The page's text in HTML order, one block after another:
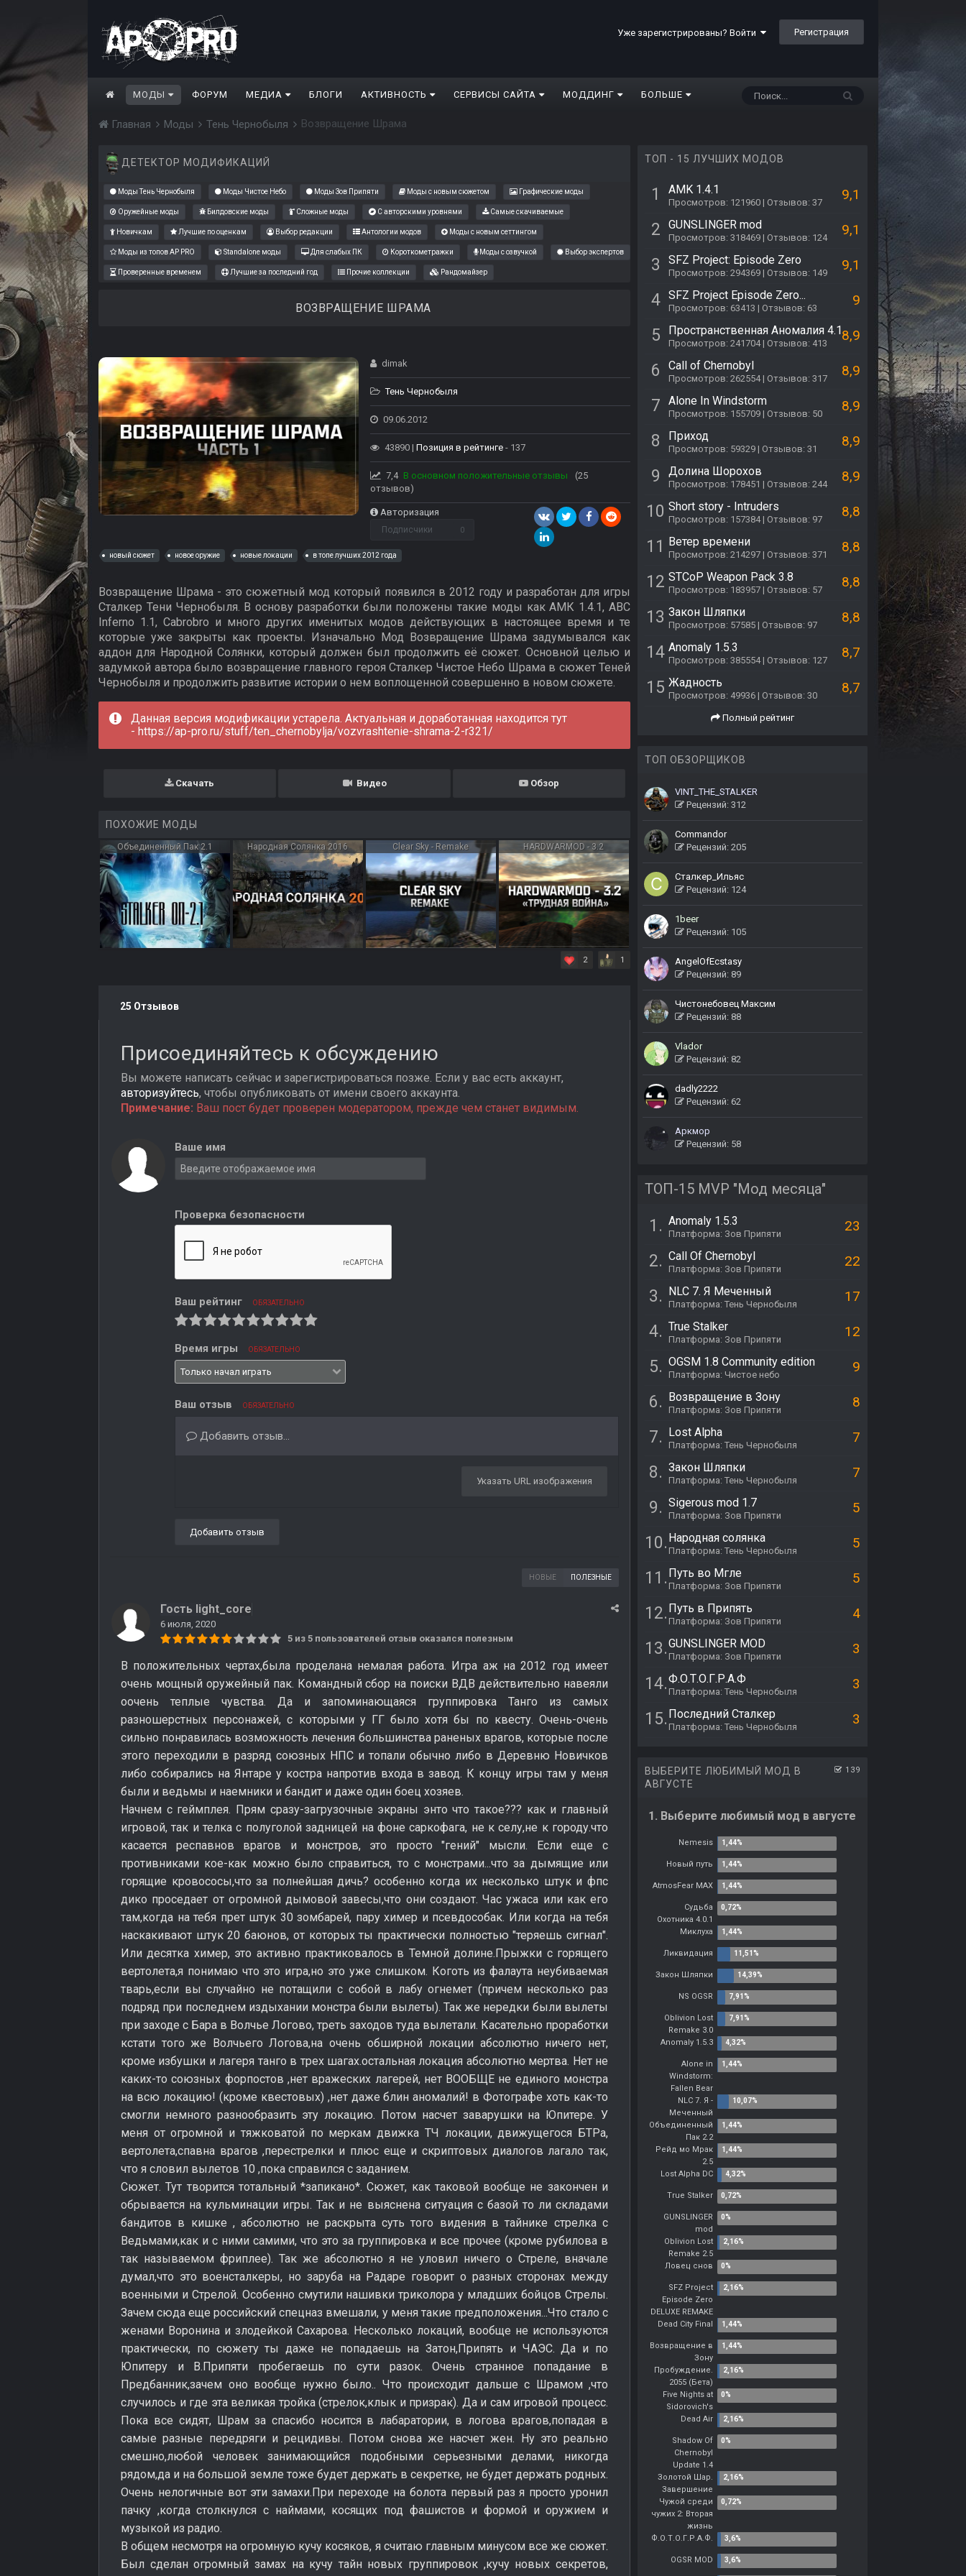
Уже зарегистрированы? Войти Регистрация
МОДЫ ФОРУМ МЕДИА БЛОГИ АКТИВНОСТЬ СЕРВИСЫ САЙТА МОДДИНГ БОЛЬШЕ
Главная Моды Тень Чернобыля Возвращение Шрама
ДЕТЕКТОР МОДИФИКАЦИЙ
Моды Тень Чернобыля Моды Чистое Небо Моды Зов Припяти Моды с новым сюжетом Графические моды
Оружейные моды Билдовские моды Сложные моды С авторскими уровнями Самые скачиваемые
Новичкам Лучшие по оценкам Выбор редакции Антологии модов Моды с новым сеттингом
Моды из топов AP PRO Standalone моды Для слабых ПК Короткометражки Моды с озвучкой Выбор экспертов
Проверенные временем Лучшие за последний год Прочие коллекции Рандомайзер
ВОЗВРАЩЕНИЕ ШРАМА
dimak
Тень Чернобыля
09.06.2012
43890 | Позиция в рейтинге- 137
7,4 В основном положительные отзывы (25
отзывов)
Авторизация
Подписчики 0
новый сюжет новое оружие новые локации в топе лучших 2012 года
Возвращение Шрама - это сюжетный мод который появился в 2012 году и разработан для игры
Сталкер Тени Чернобыля. В основу разработки были положены такие моды как АМК 1.4.1, ABC
Inferno 1.1, Cabrobro и много других именитых модов действующих в настоящее время и те
которые уже закрыты как проекты. Изначально Мод Возвращение Шрама задумывался как
аддон для Народной Солянки, который должен был продолжить её сюжет. Основной целью и
задумкой автора было возвращение главного героя Сталкер Чистое Небо Шрама в сюжет Теней
Чернобыля и продолжить развитие истории о нем воплощенной совершенно в новом сюжете.
Данная версия модификации устарела. Актуальная и доработанная находится тут
- https://ap-pro.ru/stuff/ten_chernobylja/vozvrashtenie-shrama-2-r321/
Скачать Видео Обзор
ПОХОЖИЕ МОДЫ
Объединенный Пак 2.1 Народная Солянка 2016 Clear Sky - Remake HARDWARMOD - 3.2
2 1
25 Отзывов
Присоединяйтесь к обсуждению
Вы можете написать сейчас и зарегистрироваться позже. Если у вас есть аккаунт,
авторизуйтесь, чтобы опубликовать от имени своего аккаунта.
Примечание: Ваш пост будет проверен модератором, прежде чем станет видимым.
Ваше имя
Проверка безопасности
Ваш рейтинг ОБЯЗАТЕЛЬНО
Время игры ОБЯЗАТЕЛЬНО
Ваш отзыв ОБЯЗАТЕЛЬНО
Добавить отзыв...
Указать URL изображения
Добавить отзыв
ПОЛЕЗНЫЕ
НОВЫЕ
Гость light_core
6 июля, 2020
5 из 5 пользователей отзыв оказался полезным
В положительных чертах,была проделана немалая работа. Игра аж на 2012 год имеет
очень мощный оружейный пак. Командный сбор на поиски ВДВ действительно навеяли
оочень теплые чувства. Да и запоминающаяся группировка Танго из самых
разношерстных персонажей, с которыми у ГГ было хотя бы по квесту. Очень-очень
сильно понравилась возможность лечения большинства раненых врагов, которые после
этого переходили в разряд союзных НПС и топали обычно либо в Деревню Новичков
либо собирались на Янтаре у костра напротив входа в завод. К концу игры там у меня
были и ведьмы и наемники и бандит и даже один боец хозяев.
Начнем с геймплея. Прям сразу-загрузочные экраны энто что такое??? как и главный
игровой, так и телка с полуголой задницей на фоне саркофага, не к селу,не к городу.что
касается респавнов врагов и монстров, это просто "гений" мысли. Если еще с
противниками кое-как можно было справиться, то с монстрами...что за дымящие или
горящие кровососы,что за полнейшая дичь? особенно когда их несколько штук и фпс
дико проседает от огромной дымовой завесы,что они создают. Час ужаса или как его
там,когда на тебя прет штук 30 зомбарей, пару химер и псевдособак. Или когда на тебя
наскакивают штук 20 баюнов, от которых ты практически полностью "теряешь сигнал".
Или десятка химер, это активно практиковалось в Темной долине.Прыжки с горящего
вертолета,я понимаю что это игра,но это уже слишком. Коготь из фалаута неубиваемая
тварь,если вы случайно не потащили с собой в лабу огнемет (причем несколько раз
подряд при последнем издыхании монстра были вылеты). Так же нередки были вылеты
при заходе с Бара в Волчье Логово, треть заходов туда вылетали. Касательно проработки
кстати того же Волчьего Логова,на очень обширной локации абсолютно ничего нет,
кроме избушки и лагеря танго в трех шагах.остальная локация абсолютно мертва. Нет не
каких-то союзных форпостов ,нет вражеских лагерей, нет ВООБЩЕ не единого монстра
на всю локацию! (кроме квестовых) ,нет даже блин аномалий! в Фотографе хоть как-то
смогли немного разнообразить эту локацию. Потом насчет заварушки на Юпитере. У
меня от огромной и тяжковатой по меркам движка ТЧ локации, движущегося БТРа,
вертолета,спавна врагов ,перестрелки и плюс еще и скриптовых диалогов лагало так,
что я словил вылетов 10 ,пока справился с заданием.
Сюжет. Тут творится тотальный *запикано*. Сюжет, как таковой вообще не закончен и
обрывается на кульминации игры. Так и не выяснена ситуация с базой то ли складами
бандитов в кишке , абсолютно не раскрыта суть того видения в тайнике стрелка с
Ведьмами,как и с ними самими, что это за группировка и все прочее (кроме рубилова в
так называемом фриплее). Так же абсолютно я не уловил ничего о Стреле, вначале
думал,что это военсталкеры, но заруба на Радаре говорит о разных сторонах между
военными и Стрелой. Особенно смутили нашивки триколора у младших бойцов Стрелы.
Зачем сюда еще российский спецназ вмешали, у меня такие предположения...Что стало с
женами Воронина и злодейкой Сахарова. Несколько локаций, вообще не используются
практически, по сюжету ты даже не попадаешь на Затон,Припять и ЧАЭС. Да и по
Юпитеру и В.Припяти пробегаешь по сути разок. Очень странное попадание в
Предбанник,зачем оно вообще нужно было.. Что происходит дальше с Шрамом ,что
случилось и где эта великая тройка (стрелок,клык и призрак). Да и сам игровой процесс.
Пока все сидят, Шрам за спасибо носится в лабаратории, в логова врагов,попадая в
самые разные передряги и рецидивы. Потом снова же насчет жен. Ну это реально
смешно,любой человек занимающийся подобными серьезными делами, никогда
рядом,да и на большой земле тоже будет держать в секретке, не будет держать родных.
Очень нелогичные вот эти замахи.При переходе на болота первый раз я просто уронил
пачку ,когда столкнулся с наймами, косящих под фашистов и формой и оружием и
музыкой из радио.
В общем несмотря на огромную кучу косяков, я считаю главным минусом все же сюжет.
Был сделан огромный замах на кучу тайн новых группировок ,кучу новых секретов,
ТОП - 15 ЛУЧШИХ МОДОВ
1 AMK 1.4.1
Просмотров: 121960 | Отзывов: 37 9,1
2 GUNSLINGER mod
Просмотров: 318469 | Отзывов: 124 9,1
3 SFZ Project: Episode Zero
Просмотров: 294369 | Отзывов: 149 9,1
4 SFZ Project Episode Zero...
Просмотров: 63413 | Отзывов: 63 9
5 Пространственная Аномалия 4.1
Просмотров: 241704 | Отзывов: 413 8,9
6 Call of Chernobyl
Просмотров: 262554 | Отзывов: 317 8,9
7 Alone In Windstorm
Просмотров: 155709 | Отзывов: 50 8,9
8 Приход
Просмотров: 59329 | Отзывов: 31 8,9
9 Долина Шорохов
Просмотров: 178451 | Отзывов: 244 8,9
10 Short story - Intruders
Просмотров: 157384 | Отзывов: 97 8,8
11 Ветер времени
Просмотров: 214297 | Отзывов: 371 8,8
12 STCoP Weapon Pack 3.8
Просмотров: 183957 | Отзывов: 57 8,8
13 Закон Шляпки
Просмотров: 57585 | Отзывов: 97 8,8
14 Anomaly 1.5.3
Просмотров: 385554 | Отзывов: 127 8,7
15 Жадность
Просмотров: 49936 | Отзывов: 30 8,7
Полный рейтинг
ТОП ОБЗОРЩИКОВ
VINT_THE_STALKER
Рецензий: 312
Commandor
Рецензий: 205
Сталкер_Ильяс
Рецензий: 124
1beer
Рецензий: 105
AngelOfEcstasy
Рецензий: 89
Чистонебовец Максим
Рецензий: 88
Vlador
Рецензий: 82
dadly2222
Рецензий: 62
Аркмор
Рецензий: 58
ТОП-15 MVP "Мод месяца"
1. Anomaly 1.5.3
Платформа: Зов Припяти 23
2. Call Of Chernobyl
Платформа: Зов Припяти 22
3. NLC 7. Я Меченный
Платформа: Тень Чернобыля 17
4. True Stalker
Платформа: Зов Припяти 12
5. OGSM 1.8 Community edition
Платформа: Чистое небо 9
6. Возвращение в Зону
Платформа: Зов Припяти 8
7. Lost Alpha
Платформа: Тень Чернобыля 7
8. Закон Шляпки
Платформа: Тень Чернобыля 7
9. Sigerous mod 1.7
Платформа: Зов Припяти 5
10. Народная солянка
Платформа: Тень Чернобыля 5
11. Путь во Мгле
Платформа: Зов Припяти 5
12. Путь в Припять
Платформа: Зов Припяти 4
13.GUNSLINGER MOD
Платформа: Зов Припяти 3
14.Ф.О.Т.О.Г.Р.А.Ф
Платформа: Тень Чернобыля 3
15. Последний Сталкер
Платформа: Тень Чернобыля 3
139
ВЫБЕРИТЕ ЛЮБИМЫЙ МОД В
АВГУСТЕ
1. Выберите любимый мод в августе
Nemesis
Новый путь
AtmosFear MAX
Судьба
Охотника 4.0.1
Миклуха
Ликвидация
Закон Шляпки
NS OGSR
Oblivion Lost
Remake 3.0
Anomaly 1.5.3
Alone in
Windstorm:
Fallen Bear
NLC 7. Я -
Меченный
Объединенный
Пак 2.2
Рейд мо Мрак
2.5
Lost Alpha DC
True Stalker
GUNSLINGER
mod
Oblivion Lost
Remake 2.5
Ловец снов
SFZ Project
Episode Zero
DELUXE REMAKE
Dead City Final
Возвращение в
Зону
Пробуждение.
2055 (Бета)
Five Nights at
Sidorovich's
Dead Air
Shadow Of
Chernobyl
Update 1.4
Золотой Шар.
Завершение
Чужой среди
чужих 2: Вторая
жизнь
Ф.О.Т.О.Г.Р.А.Ф.
OGSR MOD